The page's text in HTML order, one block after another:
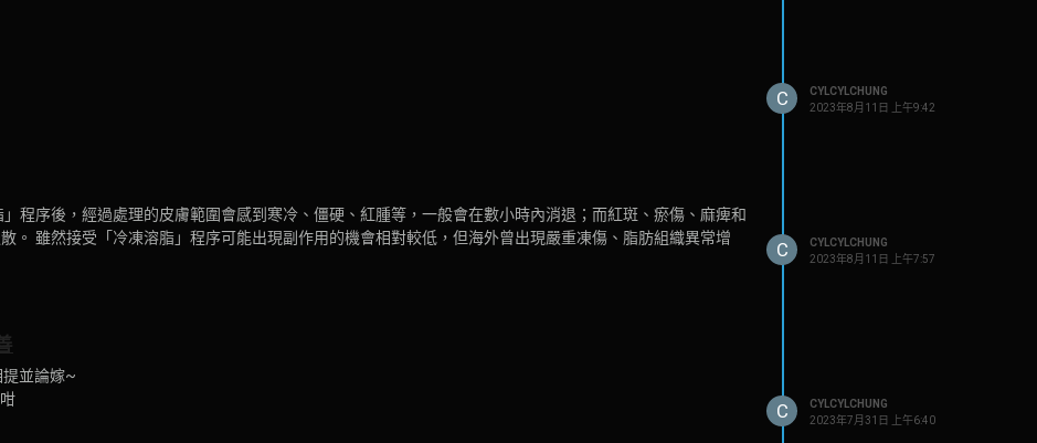
現呢個問題有年輕化，身邊好多25歲既女仔都已經有初期問題。
一次起跳，當然係美容院做會比係醫院做係平好多啦~ 但係美容院做又安唔安全呢?
器經驗都有一定既信心!
C
CYLCYLCHUNG
2023年8月11日 上午9:42
程序後，經過處理的皮膚範圍會感到寒冷、僵硬、紅腫等，一般會在數小時內消退；而紅斑、瘀傷、麻痺和
。 雖然接受「冷凍溶脂」程序可能出現副作用的機會相對較低，但海外曾出現嚴重凍傷、脂肪組織異常增
C
CYLCYLCHUNG
2023年8月11日 上午7:57
並論嫁~
C
CYLCYLCHUNG
2023年7月31日 上午6:40